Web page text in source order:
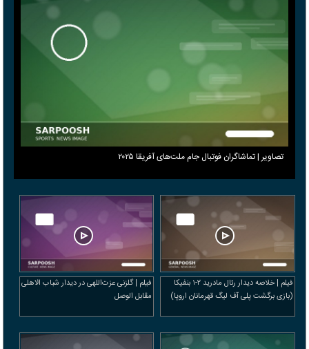
تصاویر | تماشاگران فوتبال جام ملت‌های آفریقا ۲۰۲۵
فیلم | خلاصه دیدار رئال مادرید ۲-۱ بنفیکا
(بازی برگشت پلی آف لیگ قهرمانان اروپا)
فیلم | گلزنی عزت‌اللهی در دیدار شباب الاهلی
مقابل الوصل